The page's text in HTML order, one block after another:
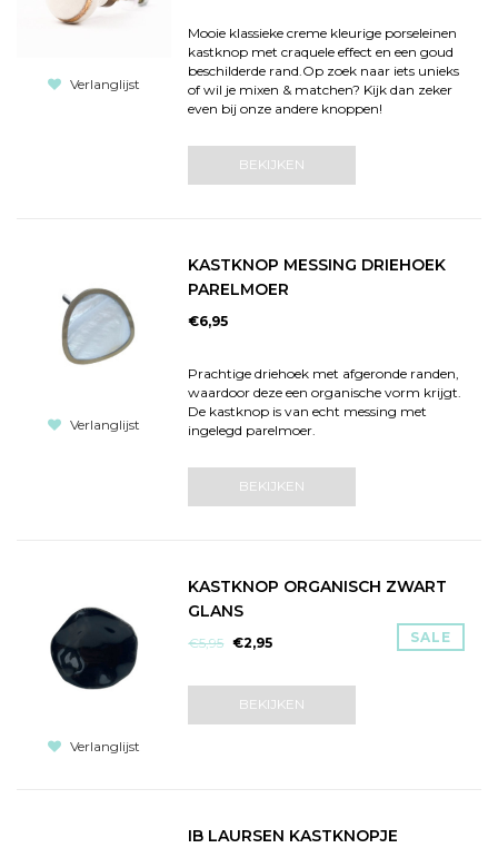
Verlanglijst
Mooie klassieke creme kleurige porseleinen
kastknop met craquele effect en een goud
beschilderde rand.Op zoek naar iets unieks
of wil je mixen & matchen? Kijk dan zeker
even bij onze andere knoppen!
BEKIJKEN
Verlanglijst
KASTKNOP MESSING DRIEHOEK
PARELMOER
€6,95
Prachtige driehoek met afgeronde randen,
waardoor deze een organische vorm krijgt.
De kastknop is van echt messing met
ingelegd parelmoer.
BEKIJKEN
Verlanglijst
KASTKNOP ORGANISCH ZWART
GLANS
SALE
€5,95 €2,95
BEKIJKEN
IB LAURSEN KASTKNOPJE